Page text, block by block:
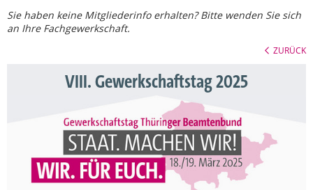
Sie haben keine Mitgliederinfo erhalten? Bitte wenden Sie sich
an Ihre Fachgewerkschaft.
ZURÜCK
VIII. Gewerkschaftstag 2025